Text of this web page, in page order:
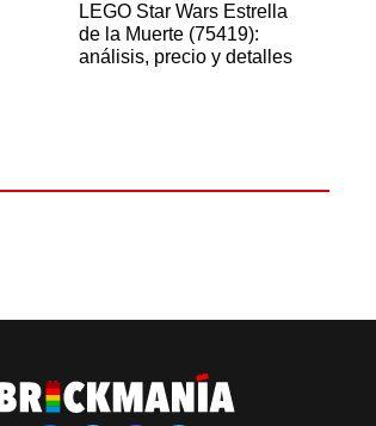
LEGO Star Wars Estrella
de la Muerte (75419):
análisis, precio y detalles